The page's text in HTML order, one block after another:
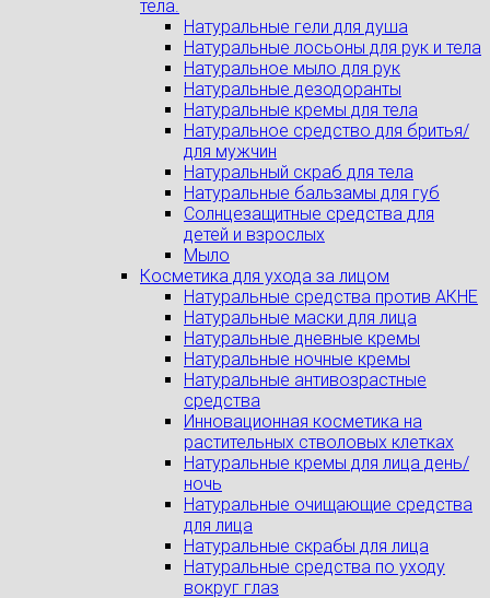
тела.
Натуральные гели для душа
Натуральные лосьоны для рук и тела
Натуральное мыло для рук
Натуральные дезодоранты
Натуральные кремы для тела
Натуральное средство для бритья/
для мужчин
Натуральный скраб для тела
Натуральные бальзамы для губ
Солнцезащитные средства для
детей и взрослых
Мыло
Косметика для ухода за лицом
Натуральные средства против АКНЕ
Натуральные маски для лица
Натуральные дневные кремы
Натуральные ночные кремы
Натуральные антивозрастные
средства
Инновационная косметика на
растительных стволовых клетках
Натуральные кремы для лица день/
ночь
Натуральные очищающие средства
для лица
Натуральные скрабы для лица
Натуральные средства по уходу
вокруг глаз